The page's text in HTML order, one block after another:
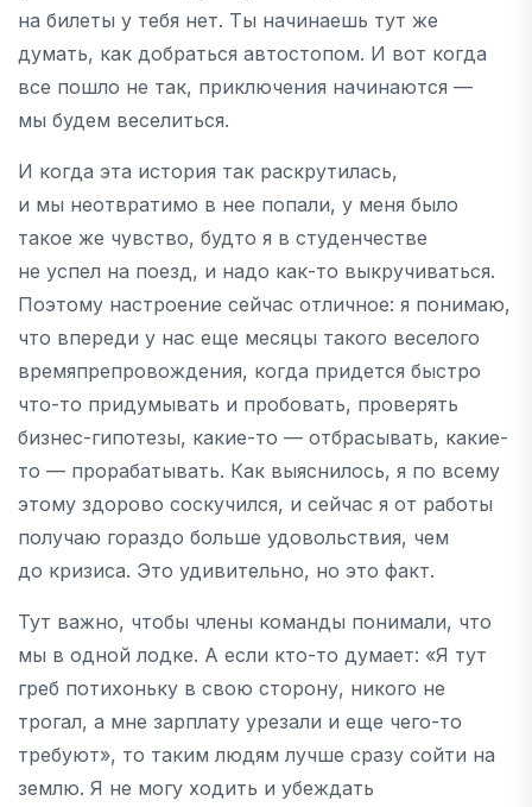
на билеты у тебя нет. Ты начинаешь тут же
думать, как добраться автостопом. И вот когда
все пошло не так, приключения начинаются —
мы будем веселиться.
И когда эта история так раскрутилась,
и мы неотвратимо в нее попали, у меня было
такое же чувство, будто я в студенчестве
не успел на поезд, и надо как-то выкручиваться.
Поэтому настроение сейчас отличное: я понимаю,
что впереди у нас еще месяцы такого веселого
времяпрепровождения, когда придется быстро
что-то придумывать и пробовать, проверять
бизнес-гипотезы, какие-то — отбрасывать, какие-
то — прорабатывать. Как выяснилось, я по всему
этому здорово соскучился, и сейчас я от работы
получаю гораздо больше удовольствия, чем
до кризиса. Это удивительно, но это факт.
Тут важно, чтобы члены команды понимали, что
мы в одной лодке. А если кто-то думает: «Я тут
греб потихоньку в свою сторону, никого не
трогал, а мне зарплату урезали и еще чего-то
требуют», то таким людям лучше сразу сойти на
землю. Я не могу ходить и убеждать